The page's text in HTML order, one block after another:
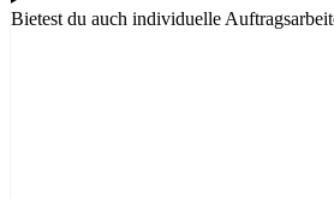
Bietest du auch individuelle